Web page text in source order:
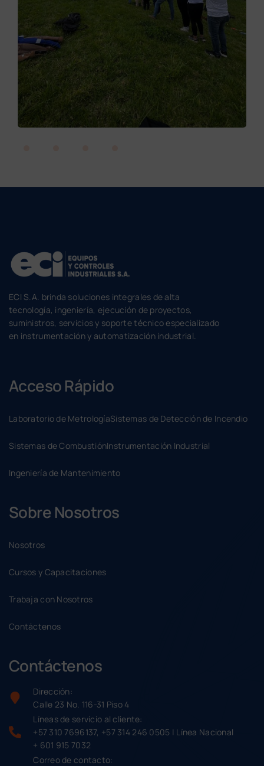
ECI S.A. brinda soluciones integrales de alta
tecnología, ingeniería, ejecución de proyectos,
suministros, servicios y soporte técnico especializado
en instrumentación y automatización industrial.
Acceso Rápido
Laboratorio de MetrologíaSistemas de Detección de Incendio
Sistemas de CombustiónInstrumentación Industrial
Ingeniería de Mantenimiento
Sobre Nosotros
Nosotros
Cursos y Capacitaciones
Trabaja con Nosotros
Contáctenos
Contáctenos
Dirección:
Calle 23 No. 116-31 Piso 4
Líneas de servicio al cliente:
+57 310 7696137, +57 314 246 0505 | Línea Nacional
+ 601 915 7032
Correo de contacto: